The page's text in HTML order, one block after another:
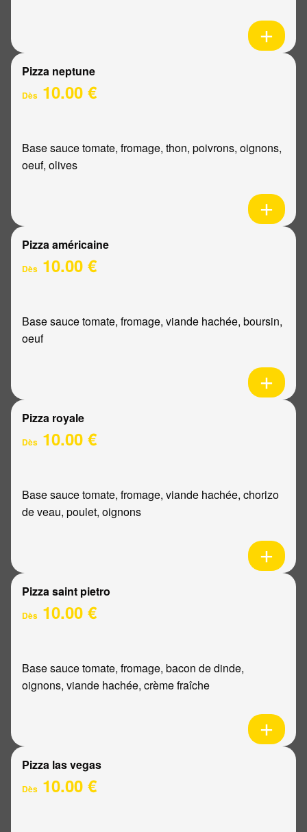
Pizza neptune
Dès 10.00 €
Base sauce tomate, fromage, thon, poivrons, oignons,
oeuf, olives
Pizza américaine
Dès 10.00 €
Base sauce tomate, fromage, viande hachée, boursin,
oeuf
Pizza royale
Dès 10.00 €
Base sauce tomate, fromage, viande hachée, chorizo
de veau, poulet, oignons
Pizza saint pietro
Dès 10.00 €
Base sauce tomate, fromage, bacon de dinde,
oignons, viande hachée, crème fraîche
Pizza las vegas
Dès 10.00 €